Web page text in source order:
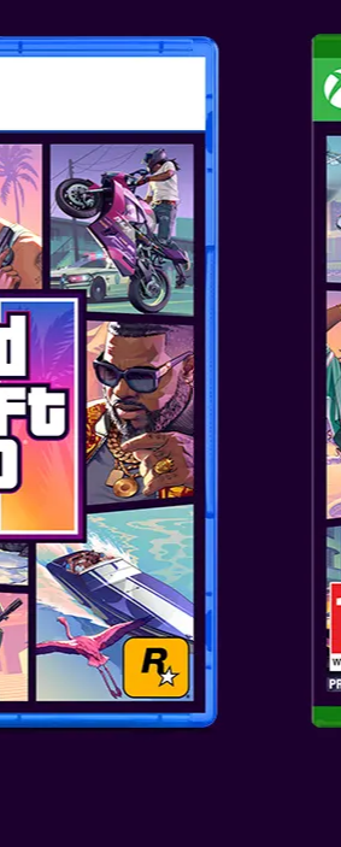
με αποκλειστικό
Μαρ 13, 2026
ΠΟΤΕ Τρέξε το
του κόσμου με τον δικό
το WWE fandom σου
το πιο εκτεταμένο
με επαναστατικούς
OF PANDORA:
EXPANSION
Δεκ 5, 2025
Floating Mountains: